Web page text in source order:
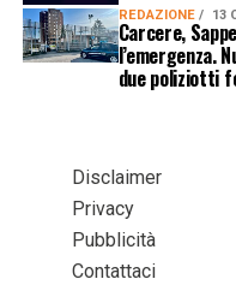
REDAZIONE 13
Carcere,
l’emergenza.
due poliziotti
Disclaimer
Privacy
Pubblicità
Contattaci